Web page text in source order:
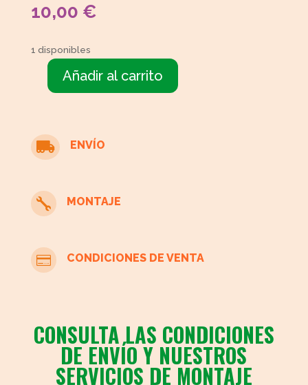
10,00 €
1 disponibles
Mesita
cantidad
Añadir al carrito
 ENVÍO
 MONTAJE
 CONDICIONES DE VENTA
CONSULTA LAS CONDICIONES
DE ENVÍO Y NUESTROS
SERVICIOS DE MONTAJE